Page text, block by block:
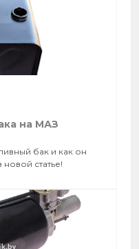
на МАЗ
бак и как он
статье!